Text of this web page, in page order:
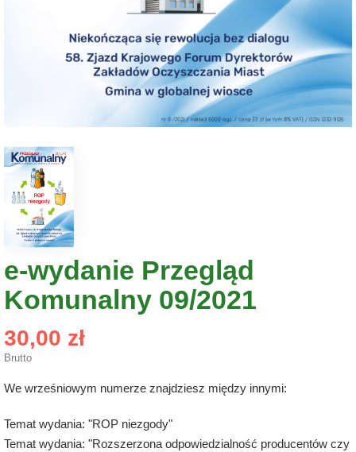
e-wydanie Przegląd
Komunalny 09/2021
30,00 zł
Brutto
We wrześniowym numerze znajdziesz między innymi:
Temat wydania: "ROP niezgody"
Temat wydania: "Rozszerzona odpowiedzialność producentów czy